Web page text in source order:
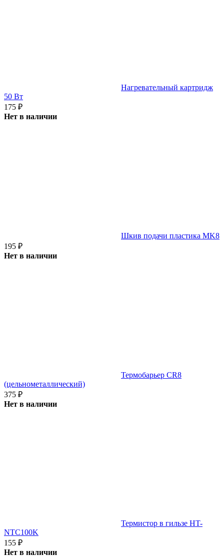
Нагревательный картридж
50 Вт
175 ₽
Нет в наличии
Шкив подачи пластика MK8
195 ₽
Нет в наличии
Термобарьер CR8
(цельнометаллический)
375 ₽
Нет в наличии
Термистор в гильзе HT-
NTC100K
155 ₽
Нет в наличии